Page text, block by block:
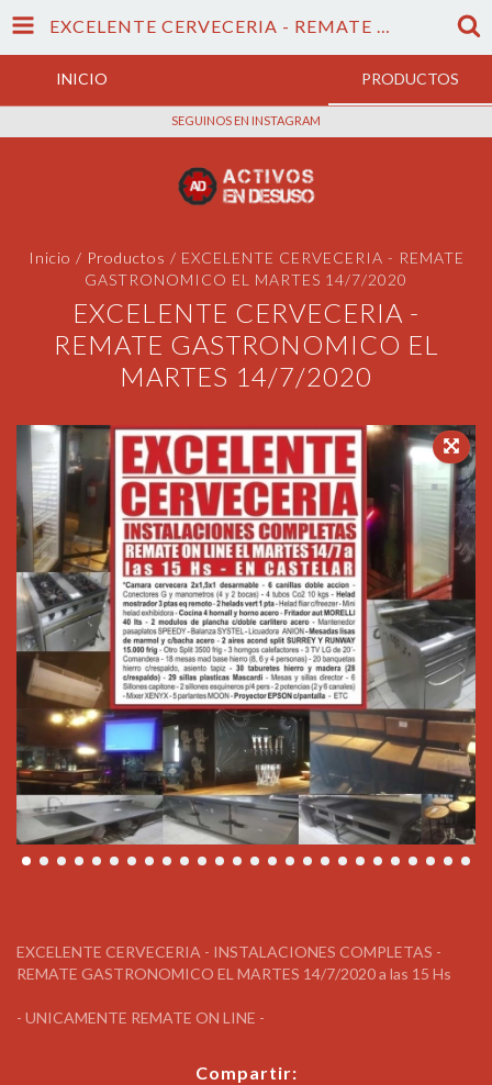
EXCELENTE CERVECERIA - REMATE GASTRONOMICO EL MARTES 14/7/2020
INICIO PRODUCTOS
SEGUINOS EN INSTAGRAM
Inicio / Productos / EXCELENTE CERVECERIA - REMATE
GASTRONOMICO EL MARTES 14/7/2020
EXCELENTE CERVECERIA -
REMATE GASTRONOMICO EL
MARTES 14/7/2020
EXCELENTE CERVECERIA - INSTALACIONES COMPLETAS -
REMATE GASTRONOMICO EL MARTES 14/7/2020 a las 15 Hs
- UNICAMENTE REMATE ON LINE -
Compartir: